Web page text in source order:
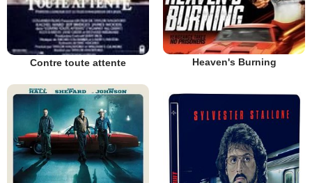
Contre toute attente Heaven's Burning